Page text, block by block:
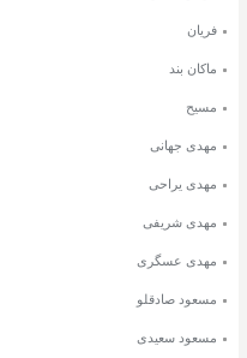
فریان
ماکان بند
مسیح
مهدی جهانی
مهدی یراحی
مهدی شریفی
مهدی عسگری
مسعود صادقلو
مسعود سعیدی